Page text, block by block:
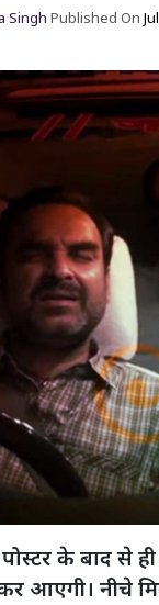
Singh Published On
के बाद से
आएगी। नीचे